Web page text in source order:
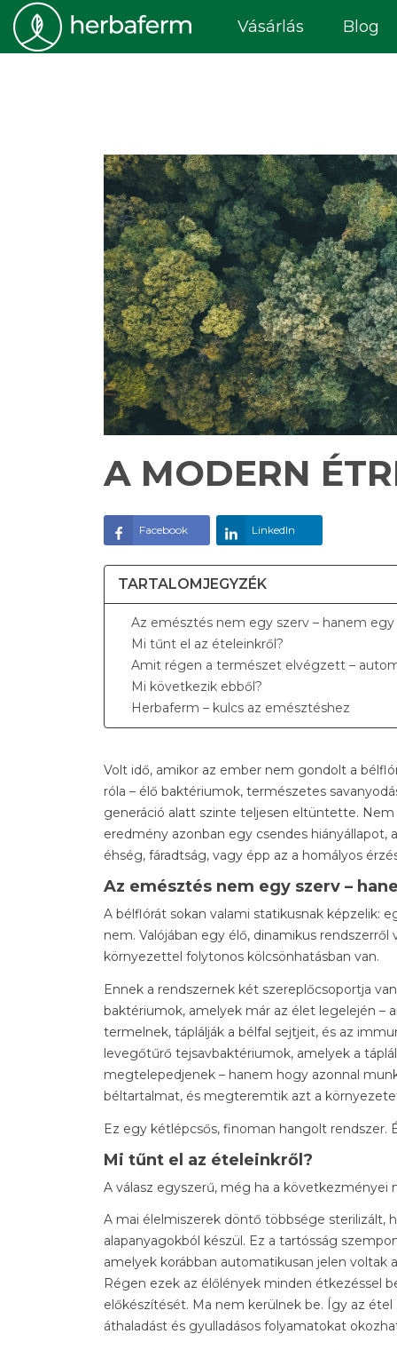
Vásárlás Blog
A MODERN
Facebook LinkedIn
TARTALOMJEGYZÉK
Az emésztés nem egy szerv – hanem
Mi tűnt el az ételeinkről?
Amit régen a természet elvégzett –
Mi következik ebből?
Herbaferm – kulcs az emésztéshez
Volt idő, amikor az ember nem gondolt a
róla – élő baktériumok, természetes
generáció alatt szinte teljesen eltüntette.
eredmény azonban egy csendes hiányállapot,
éhség, fáradtság, vagy épp az a homályos
Az emésztés nem egy szerv –
A bélflórát sokan valami statikusnak képzelik:
nem. Valójában egy élő, dinamikus
környezettel folytonos kölcsönhatásban van.
Ennek a rendszernek két szereplőcsoportja
baktériumok, amelyek már az élet legelején –
termelnek, táplálják a bélfal sejtjeit, és az
levegőtűrő tejsavbaktériumok, amelyek a
megtelepedjenek – hanem hogy azonnal
béltartalmat, és megteremtik azt a
Ez egy kétlépcsős, finoman hangolt
Mi tűnt el az ételeinkről?
A válasz egyszerű, még ha a következményei
A mai élelmiszerek döntő többsége
alapanyagokból készül. Ez a tartósság
amelyek korábban automatikusan jelen voltak
Régen ezek az élőlények minden étkezéssel
előkészítését. Ma nem kerülnek be. Így az
áthaladást és gyulladásos folyamatokat